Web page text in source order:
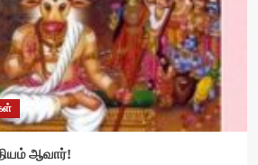
ஆவார்!